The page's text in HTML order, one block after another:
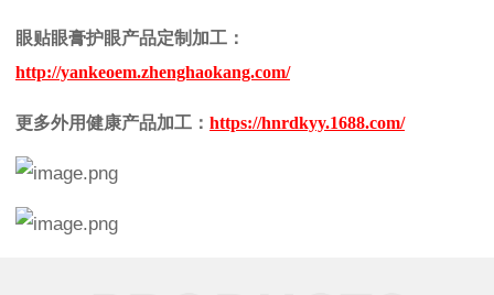
眼贴眼膏护眼产品定制加工：
http://yankeoem.zhenghaokang.com/
更多外用健康产品加工： https://hnrdkyy.1688.com/